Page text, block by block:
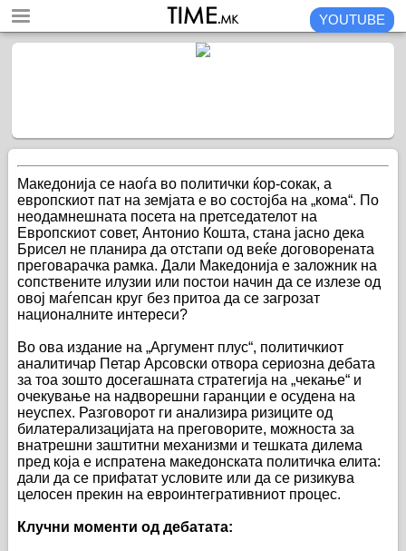
YOUTUBE
Македонија се наоѓа во политички ќор-сокак, а
европскиот пат на земјата е во состојба на „кома“. По
неодамнешната посета на претседателот на
Европскиот совет, Антонио Кошта, стана јасно дека
Брисел не планира да отстапи од веќе договорената
преговарачка рамка. Дали Македонија е заложник на
сопствените илузии или постои начин да се излезе од
овој маѓепсан круг без притоа да се загрозат
националните интереси?
Во ова издание на „Аргумент плус“, политичкиот
аналитичар Петар Арсовски отвора сериозна дебата
за тоа зошто досегашната стратегија на „чекање“ и
очекување на надворешни гаранции е осудена на
неуспех. Разговорот ги анализира ризиците од
билатерализацијата на преговорите, можноста за
внатрешни заштитни механизми и тешката дилема
пред која е испратена македонската политичка елита:
дали да се прифатат условите или да се ризикува
целосен прекин на евроинтегративниот процес.
Клучни моменти од дебатата: